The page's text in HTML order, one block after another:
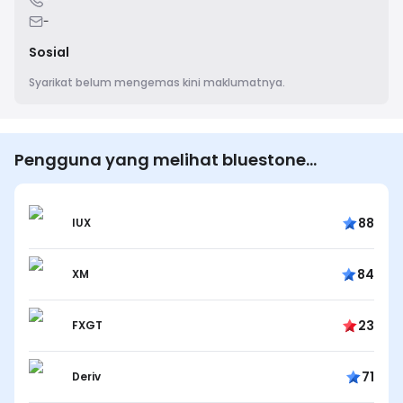
-
Sosial
Syarikat belum mengemas kini maklumatnya.
Pengguna yang melihat bluestone
mortgages juga melihat…
IUX 88
XM 84
FXGT 23
Deriv 71